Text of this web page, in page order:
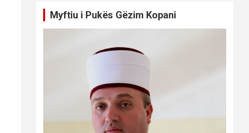
Myftiu i Pukës Gëzim Kopani